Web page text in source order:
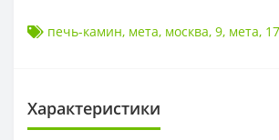
печь-камин, мета, москва, 9, мета,
Характеристики